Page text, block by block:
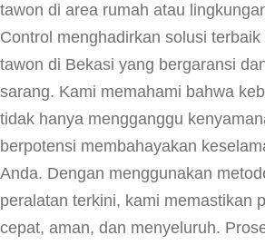
tawon di area rumah atau
Control menghadirkan solusi
tawon di Bekasi yang bergaransi
sarang. Kami memahami bahwa
tidak hanya mengganggu
berpotensi membahayakan
Anda. Dengan menggunakan
peralatan terkini, kami memastikan
cepat, aman, dan menyeluruh.